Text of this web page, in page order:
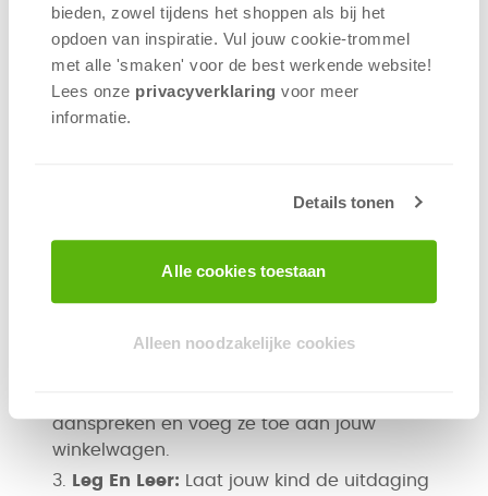
bieden, zowel tijdens het shoppen als bij het
opdoen van inspiratie. Vul jouw cookie-trommel
met alle 'smaken' voor de best werkende website​!
Lees onze privacyverklaring voor meer
informatie.
Details tonen
Alle cookies toestaan
Alleen noodzakelijke cookies
nieuwsgierigheid prikkelen.
Voor Alle Leeftijden:Kinderpuzzels zijn
geschikt voor verschillende leeftijdsgroepen.
Kies uit een diversiteit aan thema's en
moeilijkheidsniveaus die aansluiten bij de
Ontdek "Kinderpuzzels":
Verken onze
vermakelijke afbeeldingen om uit te kiezen.
aanspreken en voeg ze toe aan jouw
winkelwagen.
Leg En Leer: Laat jouw kind de uitdaging